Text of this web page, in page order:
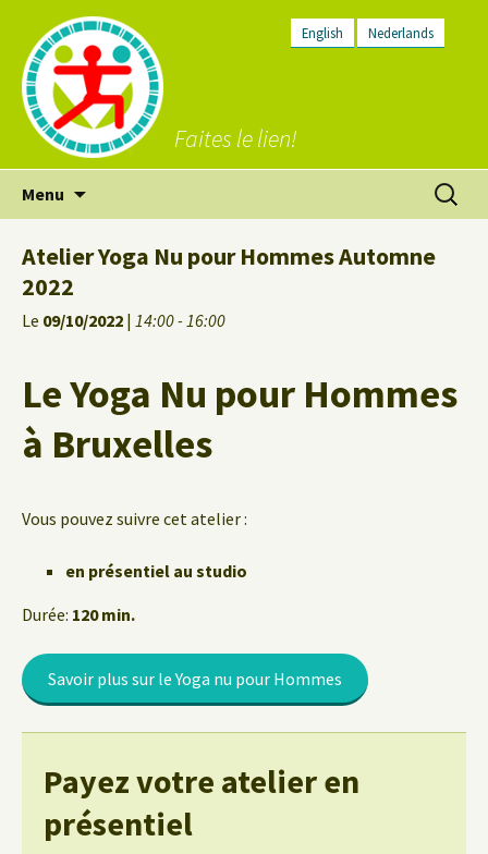
English Nederlands
Faites le lien!
Menu
Atelier Yoga Nu pour Hommes Automne
2022
Le 09/10/2022 | 14:00 - 16:00
Le Yoga Nu pour Hommes
à Bruxelles
Vous pouvez suivre cet atelier :
en présentiel au studio
Durée: 120 min.
Savoir plus sur le Yoga nu pour Hommes
Payez votre atelier en
présentiel